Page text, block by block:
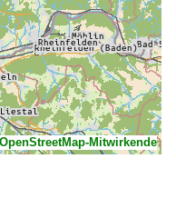
Mitwirkende